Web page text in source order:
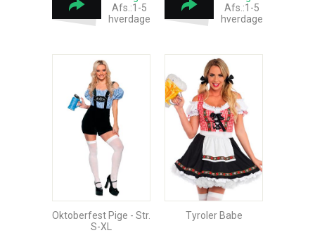
Afs.:1-5
hverdage
Afs.:1-5
hverdage
Oktoberfest Pige - Str.
S-XL
Tyroler Babe